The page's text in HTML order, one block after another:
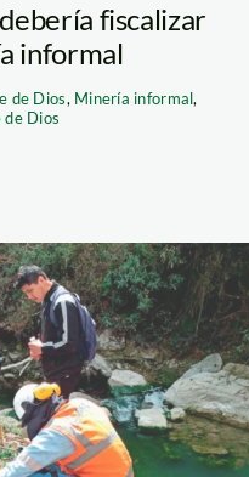
fiscalizar
informal
de Dios, Minería informal,
Dios
de-